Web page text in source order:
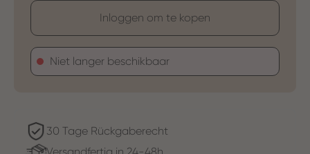
Inloggen om te kopen
Niet langer beschikbaar
30 Tage Rückgaberecht